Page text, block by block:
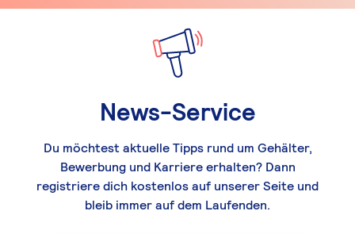
News-Service
Du möchtest aktuelle Tipps rund um Gehälter,
Bewerbung und Karriere erhalten? Dann
registriere dich kostenlos auf unserer Seite und
bleib immer auf dem Laufenden.